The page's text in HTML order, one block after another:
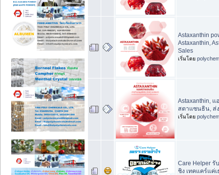
Astaxanthin
Astaxanthin,
Sales
เริ่มโดย
Astaxanthin,
สตาแซนธิน, ส่
เริ่มโดย
Care Helper รั
ชิง เทคแคร์แ